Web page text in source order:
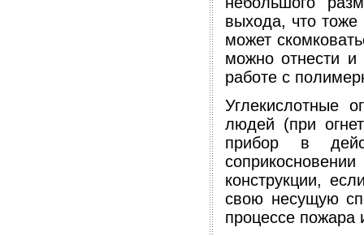
выхода, что
может
можно отнести и
работе с
Углекислотные
людей (при
прибор в
конструкции,
свою несущую
процессе пожара